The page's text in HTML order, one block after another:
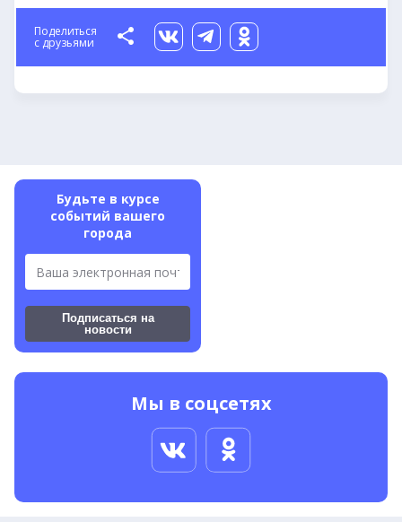
Поделиться
с друзьями
Будьте в курсе
событий вашего
города
Подписаться на
новости
Мы в соцсетях